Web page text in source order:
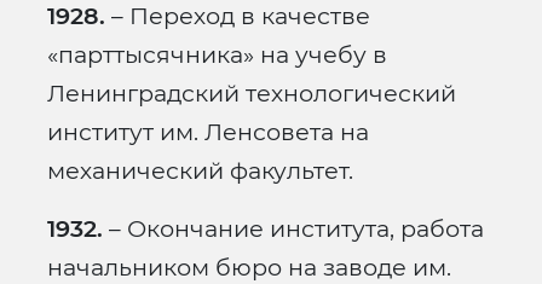
1928. – Переход в качестве
«парттысячника» на учебу в
Ленинградский технологический
институт им. Ленсовета на
механический факультет.
1932. – Окончание института, работа
начальником бюро на заводе им.